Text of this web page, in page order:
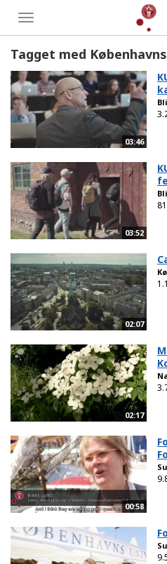
Toggle
menu
Tagget med
03:46
03:52
02:07
02:17
00:58